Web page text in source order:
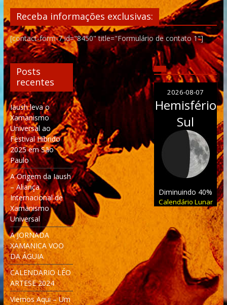
Receba informações exclusivas:
[contact-form-7 id="8450" title="Formulário de contato 1"]
Posts
recentes
Iaush leva o
Xamanismo
Universal ao
Festival Híbrido
2025 em São
Paulo
A Origem da Iaush
– Aliança
Internacional de
Xamanismo
Universal
A JORNADA
XAMANICA VOO
DA ÁGUIA
CALENDARIO LÉO
ARTESE 2024
Viemos Aqui – Um
2026-08-07
Hemisfério
Sul
Diminuindo 40%
Calendário Lunar